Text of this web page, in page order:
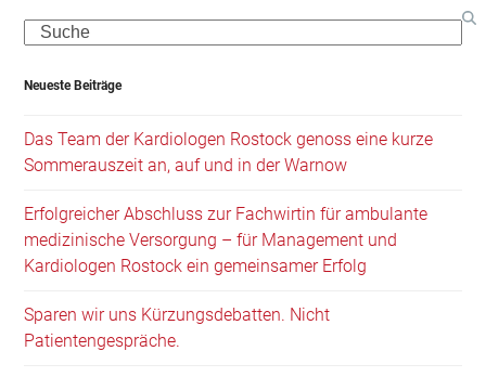
Search
Neueste Beiträge
Das Team der Kardiologen Rostock genoss eine kurze
Sommerauszeit an, auf und in der Warnow
Erfolgreicher Abschluss zur Fachwirtin für ambulante
medizinische Versorgung – für Management und
Kardiologen Rostock ein gemeinsamer Erfolg
Sparen wir uns Kürzungsdebatten. Nicht
Patientengespräche.